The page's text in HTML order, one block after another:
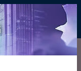
eintauchen , gültig bis